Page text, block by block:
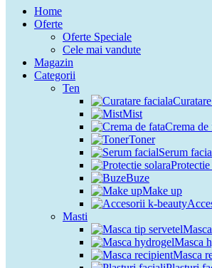
Home
Oferte
Oferte Speciale
Cele mai vandute
Magazin
Categorii
Ten
Mist
Crema de
Toner
Serum
Protectie
Buze
Make up
Masti
Masca
Masca